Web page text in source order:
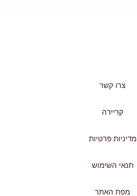
צרו קשר
קריירה
מדיניות פרטיות
תנאי השימוש
מפת האתר